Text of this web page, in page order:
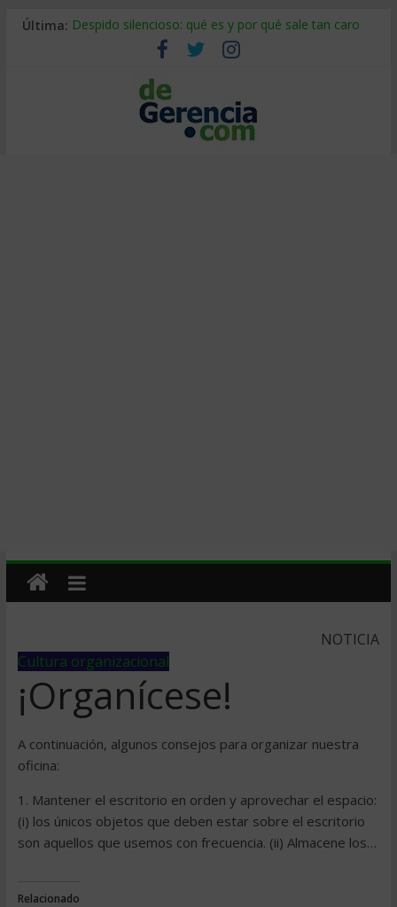
Última: Despido silencioso: qué es y por qué sale tan caro
La economía de Venezuela después del terremoto
Los 8 pasos de Kotter: liderar el cambio sin fracasar
Gestión de proyectos con IA: qué cambia en el oficio
IA y creatividad: cómo evitar que todos piensen igual
NOTICIA
Cultura organizacional
¡Organícese!
A continuación, algunos consejos para organizar nuestra
oficina:
1. Mantener el escritorio en orden y aprovechar el espacio:
(i) los únicos objetos que deben estar sobre el escritorio
son aquellos que usemos con frecuencia. (ii) Almacene los…
Relacionado